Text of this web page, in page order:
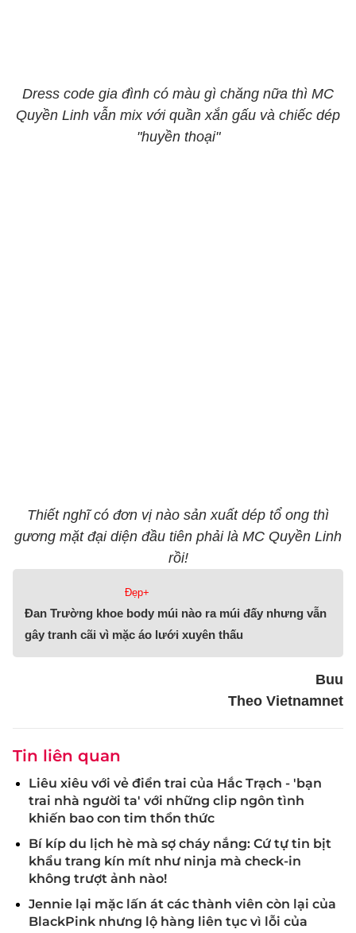
Dress code gia đình có màu gì chăng nữa thì MC
Quyền Linh vẫn mix với quần xắn gấu và chiếc dép
"huyền thoại"
Thiết nghĩ có đơn vị nào sản xuất dép tổ ong thì
gương mặt đại diện đầu tiên phải là MC Quyền Linh
rồi!
Đẹp+
Đan Trường khoe body múi nào ra múi đấy nhưng vẫn
gây tranh cãi vì mặc áo lưới xuyên thấu
Buu
Theo Vietnamnet
Tin liên quan
Liêu xiêu với vẻ điển trai của Hắc Trạch - 'bạn
trai nhà người ta' với những clip ngôn tình
khiến bao con tim thổn thức
Bí kíp du lịch hè mà sợ cháy nắng: Cứ tự tin bịt
khẩu trang kín mít như ninja mà check-in
không trượt ảnh nào!
Jennie lại mặc lấn át các thành viên còn lại của
BlackPink nhưng lộ hàng liên tục vì lỗi của